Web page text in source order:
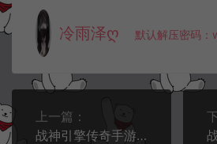
冷雨泽ღ 默认解压密码
上一篇：
战神引擎传奇手游【剑舞冰雪第五版十大陆免授权[白猪3]】5月最新整理Win一键服务端+GM授权后台+安卓苹果双端+详细搭建教程+视频教程